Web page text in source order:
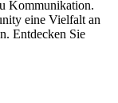
Kommunikation.
eine Vielfalt an
Entdecken Sie